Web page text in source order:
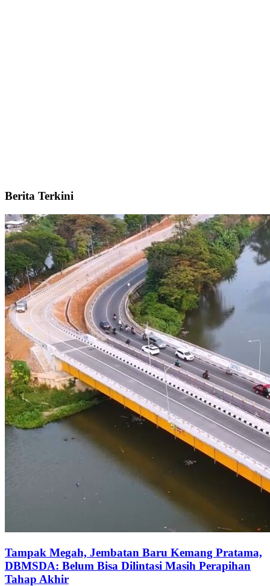
Berita Terkini
Tampak Megah, Jembatan Baru Kemang Pratama,
DBMSDA: Belum Bisa Dilintasi Masih Perapihan
Tahap Akhir